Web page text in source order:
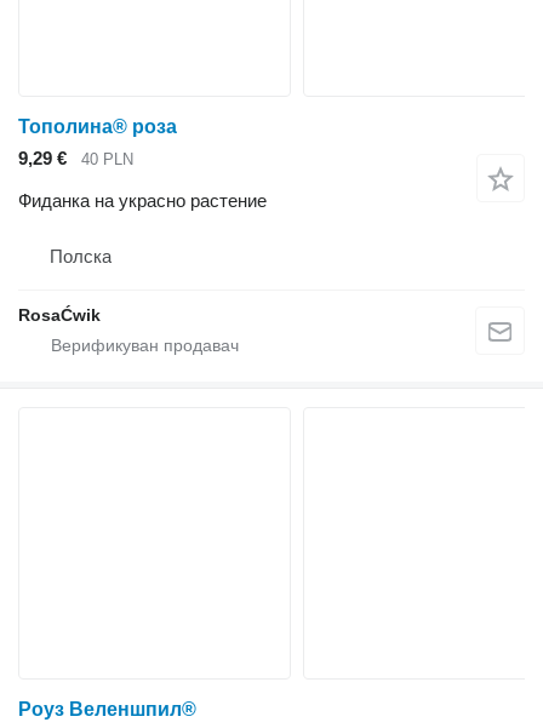
Тополина® роза
9,29 €
40 PLN
Фиданка на украсно растение
Полска
RosaĆwik
Роуз Веленшпил®